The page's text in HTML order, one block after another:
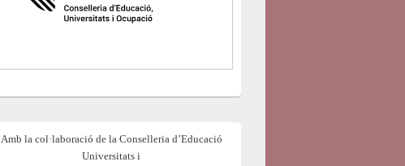
Amb la col·laboració de la Conselleria d’Educació
Universitats i